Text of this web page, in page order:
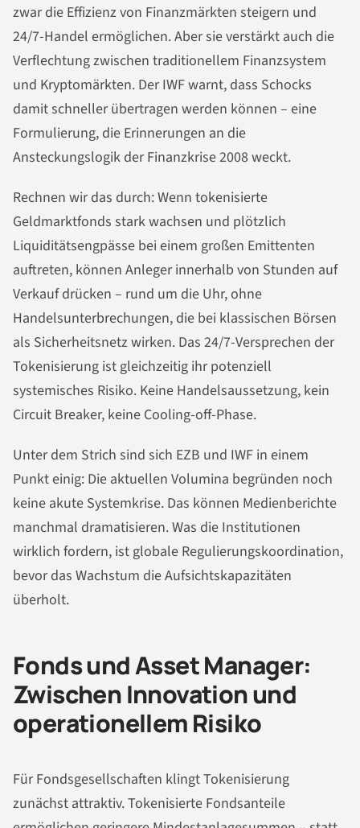
zwar die Effizienz von Finanzmärkten steigern und
24/7-Handel ermöglichen. Aber sie verstärkt auch die
Verflechtung zwischen traditionellem Finanzsystem
und Kryptomärkten. Der IWF warnt, dass Schocks
damit schneller übertragen werden können – eine
Formulierung, die Erinnerungen an die
Ansteckungslogik der Finanzkrise 2008 weckt.
Rechnen wir das durch: Wenn tokenisierte
Geldmarktfonds stark wachsen und plötzlich
Liquiditätsengpässe bei einem großen Emittenten
auftreten, können Anleger innerhalb von Stunden auf
Verkauf drücken – rund um die Uhr, ohne
Handelsunterbrechungen, die bei klassischen Börsen
als Sicherheitsnetz wirken. Das 24/7-Versprechen der
Tokenisierung ist gleichzeitig ihr potenziell
systemisches Risiko. Keine Handelsaussetzung, kein
Circuit Breaker, keine Cooling-off-Phase.
Unter dem Strich sind sich EZB und IWF in einem
Punkt einig: Die aktuellen Volumina begründen noch
keine akute Systemkrise. Das können Medienberichte
manchmal dramatisieren. Was die Institutionen
wirklich fordern, ist globale Regulierungskoordination,
bevor das Wachstum die Aufsichtskapazitäten
überholt.
Fonds und Asset Manager:
Zwischen Innovation und
operationellem Risiko
Für Fondsgesellschaften klingt Tokenisierung
zunächst attraktiv. Tokenisierte Fondsanteile